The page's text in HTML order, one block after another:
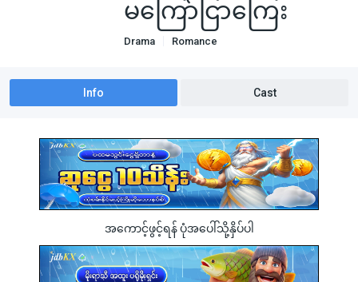
မကြော်ငြာကြေး
Drama Romance
Info Cast
အကောင့်ဖွင့်ရန် ပုံအပေါ်သို့နှိပ်ပါ